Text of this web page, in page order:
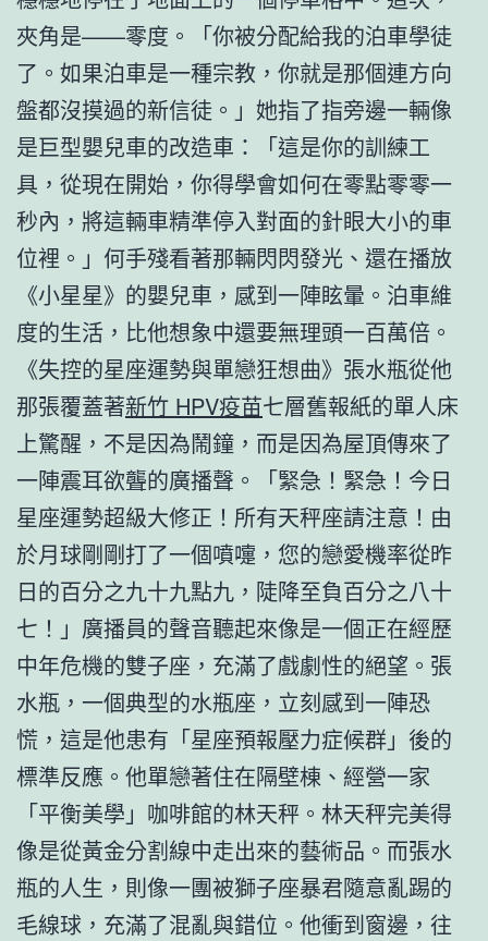
夾角是——零度。「你被分配給我的泊車學徒
了。如果泊車是一種宗教，你就是那個連方向
盤都沒摸過的新信徒。」她指了指旁邊一輛像
是巨型嬰兒車的改造車：「這是你的訓練工
具，從現在開始，你得學會如何在零點零零一
秒內，將這輛車精準停入對面的針眼大小的車
位裡。」何手殘看著那輛閃閃發光、還在播放
《小星星》的嬰兒車，感到一陣眩暈。泊車維
度的生活，比他想象中還要無理頭一百萬倍。
《失控的星座運勢與單戀狂想曲》張水瓶從他
那張覆蓋著新竹 HPV疫苗七層舊報紙的單人床
上驚醒，不是因為鬧鐘，而是因為屋頂傳來了
一陣震耳欲聾的廣播聲。「緊急！緊急！今日
星座運勢超級大修正！所有天秤座請注意！由
於月球剛剛打了一個噴嚏，您的戀愛機率從昨
日的百分之九十九點九，陡降至負百分之八十
七！」廣播員的聲音聽起來像是一個正在經歷
中年危機的雙子座，充滿了戲劇性的絕望。張
水瓶，一個典型的水瓶座，立刻感到一陣恐
慌，這是他患有「星座預報壓力症候群」後的
標準反應。他單戀著住在隔壁棟、經營一家
「平衡美學」咖啡館的林天秤。林天秤完美得
像是從黃金分割線中走出來的藝術品。而張水
瓶的人生，則像一團被獅子座暴君隨意亂踢的
毛線球，充滿了混亂與錯位。他衝到窗邊，往